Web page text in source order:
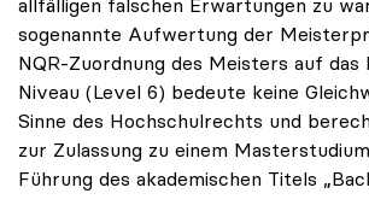
allfälligen falschen Erwartungen zu
sogenannte Aufwertung der
NQR-Zuordnung des Meisters auf das
Niveau (Level 6) bedeute keine
Sinne des Hochschulrechts und
zur Zulassung zu einem
Führung des akademischen Titels